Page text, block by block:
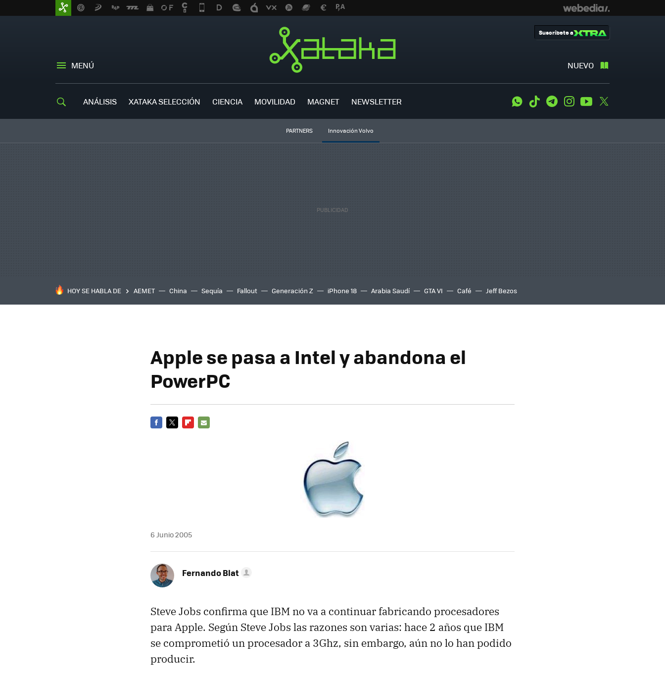
MENÚ NUEVO
Suscríbete a
ANÁLISIS XATAKA SELECCIÓN CIENCIA MOVILIDAD MAGNET NEWSLETTER WhatsApp
Tiktok TelegramInstagramYoutube
PARTNERS Innovación Volvo
HOY SE HABLA DE AEMET China Sequía Fallout Generación Z iPhone 18 Arabia Saudí GTA VI Café Jeff Bezos
Apple se pasa a Intel y abandona el
PowerPC
6 Junio 2005
Fernando Blat
Steve Jobs confirma que IBM no va a continuar fabricando procesadores
para Apple. Según Steve Jobs las razones son varias: hace 2 años que IBM
se comprometió un procesador a 3Ghz, sin embargo, aún no lo han podido
producir.